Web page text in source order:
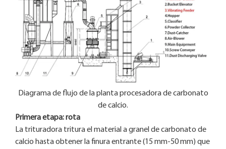
Diagrama de flujo de la planta procesadora de carbonato
de calcio.
Primera etapa: rota
La trituradora tritura el material a granel de carbonato de
calcio hasta obtener la finura entrante (15 mm-50 mm) que